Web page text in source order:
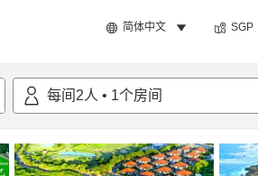
简体中文 SGP
每间 2人 • 1个房间